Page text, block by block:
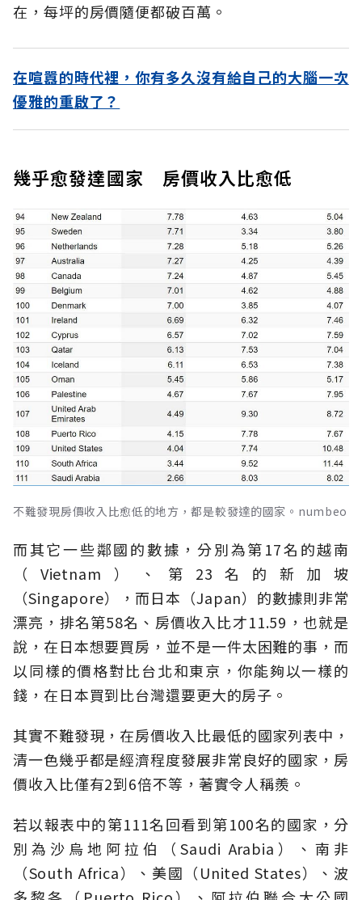
在，每坪的房價隨便都破百萬。
在喧囂的時代裡，你有多久沒有給自己的大腦一次
優雅的重啟了？
幾乎愈發達國家 房價收入比愈低
不難發現房價收入比愈低的地方，都是較發達的國家。numbeo
而其它一些鄰國的數據，分別為第17名的越南
（Vietnam）、第23名的新加坡
（Singapore），而日本（Japan）的數據則非常
漂亮，排名第58名、房價收入比才11.59，也就是
說，在日本想要買房，並不是一件太困難的事，而
以同樣的價格對比台北和東京，你能夠以一樣的
錢，在日本買到比台灣還要更大的房子。
其實不難發現，在房價收入比最低的國家列表中，
清一色幾乎都是經濟程度發展非常良好的國家，房
價收入比僅有2到6倍不等，著實令人稱羨。
若以報表中的第111名回看到第100名的國家，分
別為沙烏地阿拉伯（Saudi Arabia）、南非
（South Africa）、美國（United States）、波